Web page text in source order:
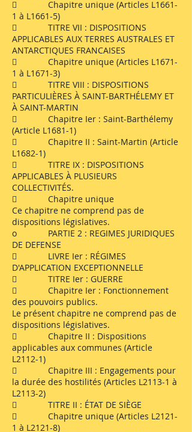
 Chapitre unique (Articles L1661-
1 à L1661-5)
 TITRE VII : DISPOSITIONS
APPLICABLES AUX TERRES AUSTRALES ET
ANTARCTIQUES FRANCAISES
 Chapitre unique (Articles L1671-
1 à L1671-3)
 TITRE VIII : DISPOSITIONS
PARTICULIÈRES À SAINT-BARTHÉLEMY ET
À SAINT-MARTIN
 Chapitre Ier : Saint-Barthélemy
(Article L1681-1)
 Chapitre II : Saint-Martin (Article
L1682-1)
 TITRE IX : DISPOSITIONS
APPLICABLES À PLUSIEURS
COLLECTIVITÉS.
 Chapitre unique
Ce chapitre ne comprend pas de
dispositions législatives.
o PARTIE 2 : REGIMES JURIDIQUES
DE DEFENSE
 LIVRE Ier : RÉGIMES
D'APPLICATION EXCEPTIONNELLE
 TITRE Ier : GUERRE
 Chapitre Ier : Fonctionnement
des pouvoirs publics.
Le présent chapitre ne comprend pas de
dispositions législatives.
 Chapitre II : Dispositions
applicables aux communes (Article
L2112-1)
 Chapitre III : Engagements pour
la durée des hostilités (Articles L2113-1 à
L2113-2)
 TITRE II : ÉTAT DE SIÈGE
 Chapitre unique (Articles L2121-
1 à L2121-8)